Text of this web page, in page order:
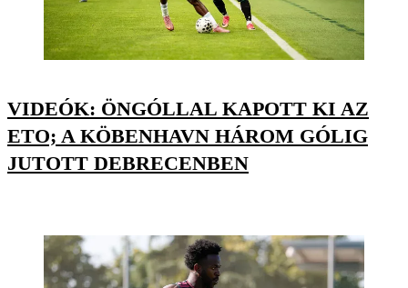
VIDEÓK: ÖNGÓLLAL KAPOTT KI AZ
ETO; A KÖBENHAVN HÁROM GÓLIG
JUTOTT DEBRECENBEN